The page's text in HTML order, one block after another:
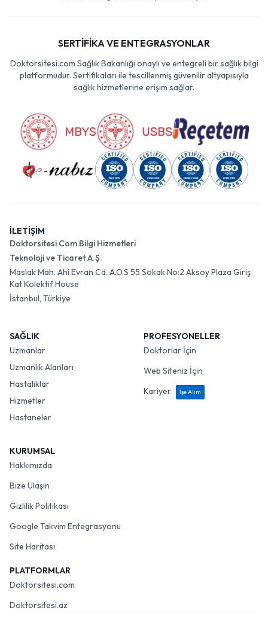
SERTİFİKA VE ENTEGRASYONLAR
Doktorsitesi.com Sağlık Bakanlığı onaylı ve entegreli bir sağlık bilgi
platformudur. Sertifikaları ile tescillenmiş güvenilir altyapısıyla
sağlık hizmetlerine erişim sağlar.
İLETİŞİM
Doktorsitesi Com Bilgi Hizmetleri
Teknoloji ve Ticaret A.Ş.
Maslak Mah. Ahi Evran Cd. A.O.S 55 Sokak No:2 Aksoy Plaza Giriş
Kat Kolektif House
İstanbul, Türkiye
SAĞLIK
Uzmanlar
Uzmanlık Alanları
Hastalıklar
Hizmetler
Hastaneler
PROFESYONELLER
Doktorlar İçin
Web Siteniz İçin
Kariyer
İşe Alım
KURUMSAL
Hakkımızda
Bize Ulaşın
Gizlilik Politikası
Google Takvim Entegrasyonu
Site Haritası
PLATFORMLAR
Doktorsitesi.com
Doktorsitesi.az